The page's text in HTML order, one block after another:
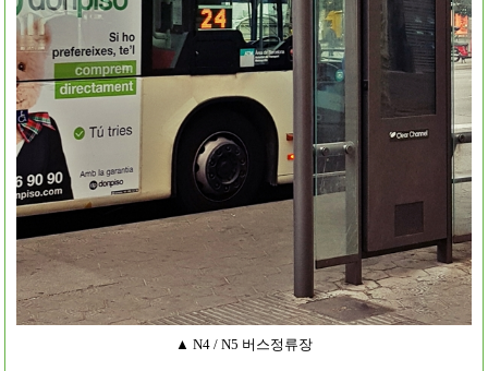
▲ N4 / N5 버스정류장